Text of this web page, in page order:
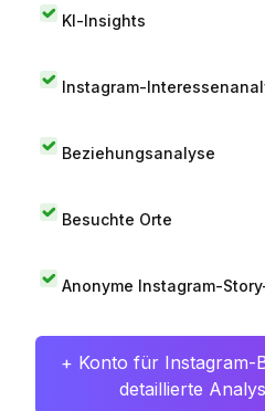
KI-Insights
Instagram-
Beziehungsanalyse
Besuchte Orte
Anonyme Instagram-
+ Konto für Instagram-
detaillierte